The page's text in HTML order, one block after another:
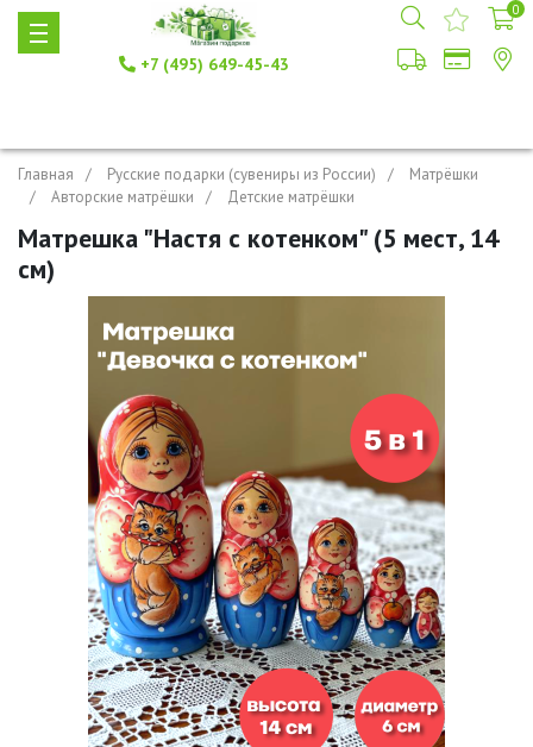
+7 (495) 649-45-43
0
Главная Русские подарки (сувениры из России)
Матрёшки
Авторские матрёшки
Детские матрёшки
Матрешка "Настя с котенком" (5 мест, 14
см)